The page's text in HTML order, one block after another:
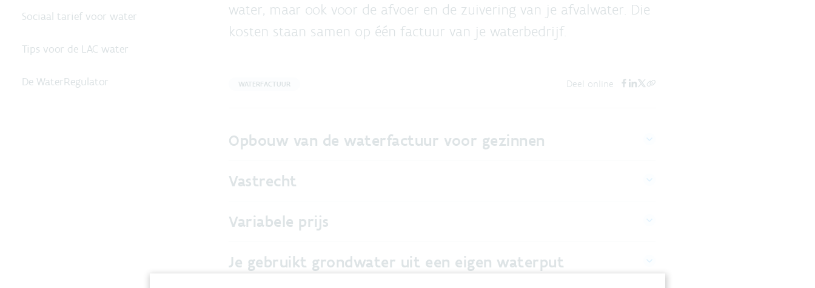
Sociaal tarief voor water
Tips voor de LAC water
De WaterRegulator
water, maar ook voor de afvoer en de zuivering van je afvalwater. Die
kosten staan samen op één factuur van je waterbedrijf.
WATERFACTUUR Deel online
Opbouw van de waterfactuur voor gezinnen
Vastrecht
Variabele prijs
Je gebruikt grondwater uit een eigen waterput